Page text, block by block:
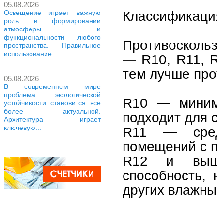
05.08.2026
Освещение играет важную
роль в формировании
атмосферы и
функциональности любого
пространства. Правильное
использование...
05.08.2026
В современном мире
проблема экологической
устойчивости становится все
более актуальной.
Архитектура играет
ключевую...
— R10, R11,
тем лучше
R10 —
подходит для
R11 —
помещений с
R12 и
других